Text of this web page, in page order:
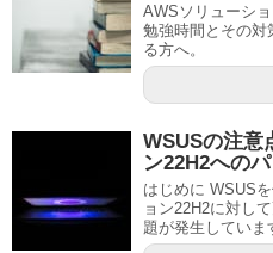
AWSソリューシ
勉強時間とその対
る方へ。
WSUSの注意
ン22H2への
はじめに WSUS
ョン22H2に対し
題が発生していま